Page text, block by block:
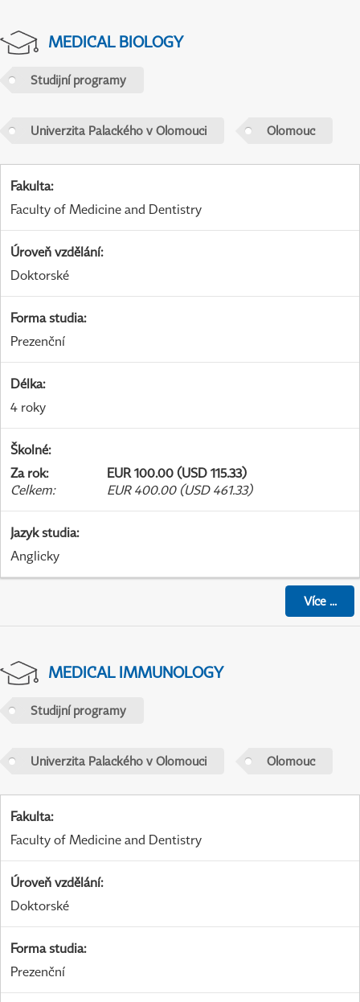
MEDICAL BIOLOGY
Studijní programy
Univerzita Palackého v Olomouci Olomouc
Fakulta:
Faculty of Medicine and Dentistry
Úroveň vzdělání:
Doktorské
Forma studia:
Prezenční
Délka:
4 roky
Školné:
Za rok:
EUR 100.00 (USD 115.33)
Celkem: EUR 400.00 (USD 461.33)
Jazyk studia:
Anglicky
Více...
MEDICAL IMMUNOLOGY
Studijní programy
Univerzita Palackého v Olomouci Olomouc
Fakulta:
Faculty of Medicine and Dentistry
Úroveň vzdělání:
Doktorské
Forma studia:
Prezenční